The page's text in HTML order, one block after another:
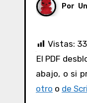
Por
Vistas:
El PDF desbloqueado del boletín de Normas Legales de El Peruano del 19/01/2015 lo puedes ver y consultar acá
abajo, o si
otro o de